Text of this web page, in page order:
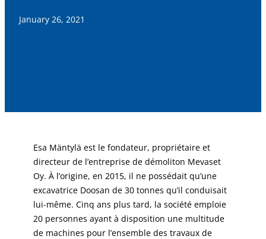
January 26, 2021
Esa Mäntylä est le fondateur, propriétaire et
directeur de l’entreprise de démoliton Mevaset
Oy. À l’origine, en 2015, il ne possédait qu’une
excavatrice Doosan de 30 tonnes qu’il conduisait
lui-même. Cinq ans plus tard, la société emploie
20 personnes ayant à disposition une multitude
de machines pour l’ensemble des travaux de